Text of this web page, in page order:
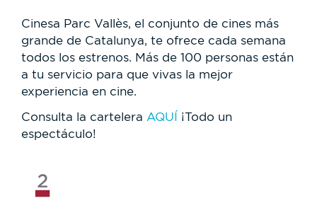
Cinesa Parc Vallès, el conjunto de cines más
grande de Catalunya, te ofrece cada semana
todos los estrenos. Más de 100 personas están
a tu servicio para que vivas la mejor
experiencia en cine.
Consulta la cartelera AQUÍ
¡Todo un
espectáculo!